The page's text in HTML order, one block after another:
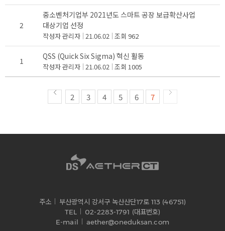
2
중소벤처기업부 2021년도 스마트 공장 보급확산사업
대상기업 선정
작성자관리자 21.06.02 조회 962
1 QSS (Quick Six Sigma) 혁신 활동
작성자관리자 21.06.02 조회 1005
2 3 4 5 6 7
주소
부산광역시 강서구 녹산산단17로 113 (46751)
TEL
02-2283-1791 (대표번호)
E-mail
aether@oneduksan.com